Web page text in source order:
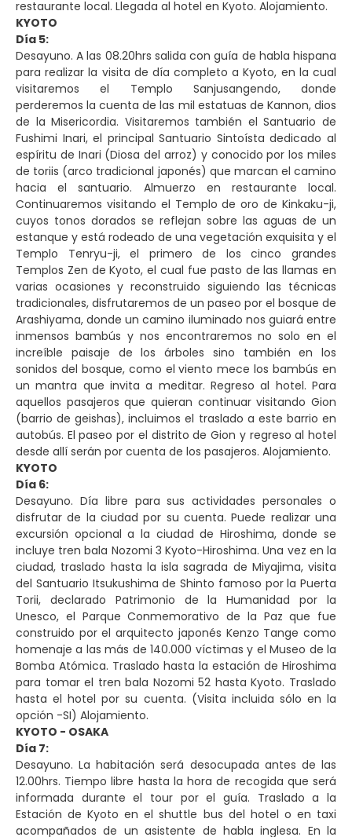
restaurante local. Llegada al hotel en Kyoto. Alojamiento.
KYOTO
Día 5:
Desayuno. A las 08.20hrs salida con guía de habla hispana
para realizar la visita de día completo a Kyoto, en la cual
visitaremos el Templo Sanjusangendo, donde
perderemos la cuenta de las mil estatuas de Kannon, dios
de la Misericordia. Visitaremos también el Santuario de
Fushimi Inari, el principal Santuario Sintoísta dedicado al
espíritu de Inari (Diosa del arroz) y conocido por los miles
de toriis (arco tradicional japonés) que marcan el camino
hacia el santuario. Almuerzo en restaurante local.
Continuaremos visitando el Templo de oro de Kinkaku-ji,
cuyos tonos dorados se reflejan sobre las aguas de un
estanque y está rodeado de una vegetación exquisita y el
Templo Tenryu-ji, el primero de los cinco grandes
Templos Zen de Kyoto, el cual fue pasto de las llamas en
varias ocasiones y reconstruido siguiendo las técnicas
tradicionales, disfrutaremos de un paseo por el bosque de
Arashiyama, donde un camino iluminado nos guiará entre
inmensos bambús y nos encontraremos no solo en el
increíble paisaje de los árboles sino también en los
sonidos del bosque, como el viento mece los bambús en
un mantra que invita a meditar. Regreso al hotel. Para
aquellos pasajeros que quieran continuar visitando Gion
(barrio de geishas), incluimos el traslado a este barrio en
autobús. El paseo por el distrito de Gion y regreso al hotel
desde allí serán por cuenta de los pasajeros. Alojamiento.
KYOTO
Día 6:
Desayuno. Día libre para sus actividades personales o
disfrutar de la ciudad por su cuenta. Puede realizar una
excursión opcional a la ciudad de Hiroshima, donde se
incluye tren bala Nozomi 3 Kyoto-Hiroshima. Una vez en la
ciudad, traslado hasta la isla sagrada de Miyajima, visita
del Santuario Itsukushima de Shinto famoso por la Puerta
Torii, declarado Patrimonio de la Humanidad por la
Unesco, el Parque Conmemorativo de la Paz que fue
construido por el arquitecto japonés Kenzo Tange como
homenaje a las más de 140.000 víctimas y el Museo de la
Bomba Atómica. Traslado hasta la estación de Hiroshima
para tomar el tren bala Nozomi 52 hasta Kyoto. Traslado
hasta el hotel por su cuenta. (Visita incluida sólo en la
opción -SI) Alojamiento.
KYOTO - OSAKA
Día 7:
Desayuno. La habitación será desocupada antes de las
12.00hrs. Tiempo libre hasta la hora de recogida que será
informada durante el tour por el guía. Traslado a la
Estación de Kyoto en el shuttle bus del hotel o en taxi
acompañados de un asistente de habla inglesa. En la